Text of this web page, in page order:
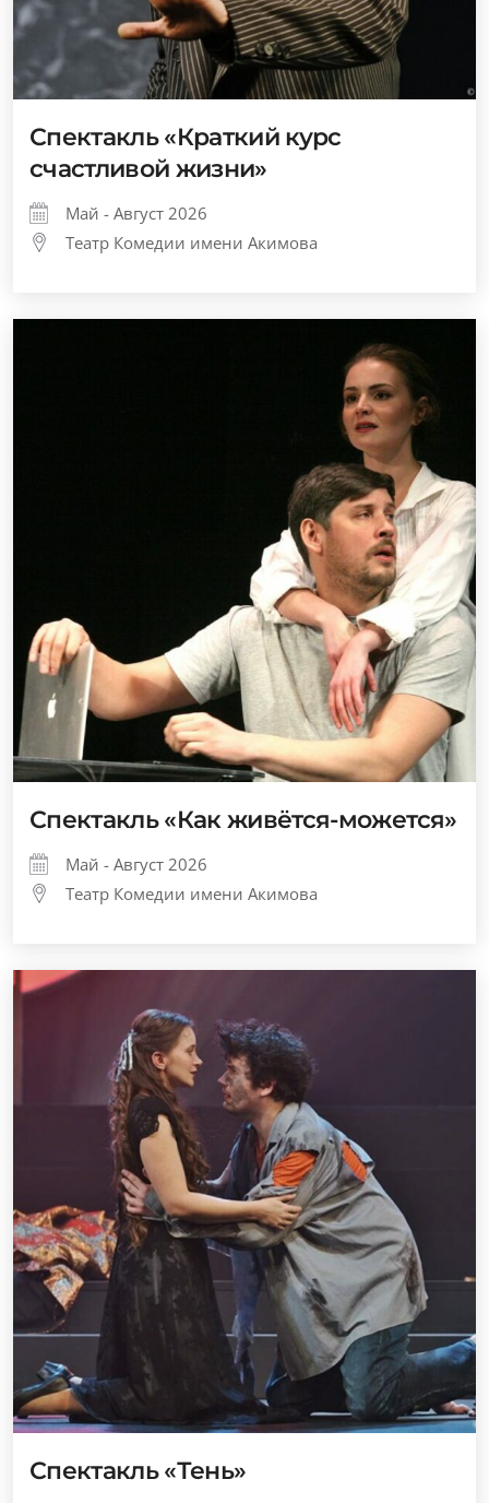
Спектакль «Краткий курс
счастливой жизни»
Май - Август 2026
Театр Комедии имени Акимова
Спектакль «Как живётся-можется»
Май - Август 2026
Театр Комедии имени Акимова
Спектакль «Тень»